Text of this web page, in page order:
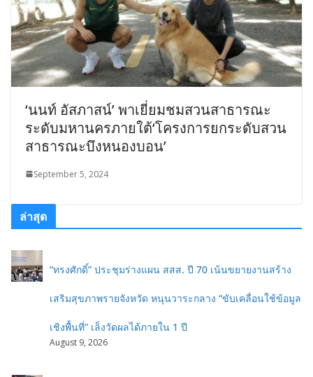
‘นนท์ อัสภาสน์’ พาเยี่ยมชมสวนสาธารณะ
ระดับมหานครภายใต้‘โครงการยกระดับสวน
สาธารณะบึงหนองบอน’
September 5, 2024
ล่าสุด
“ทรงศักดิ์” ประชุมร่างแผน สสส. ปี 70 เน้นขยายงานสร้าง
เสริมสุขภาพรายจังหวัด หนุนวาระกลาง “ขับเคลื่อนใช้ข้อมูล
เชิงพื้นที่” เล็งวัดผลได้ภายใน 1 ปี
August 9, 2026